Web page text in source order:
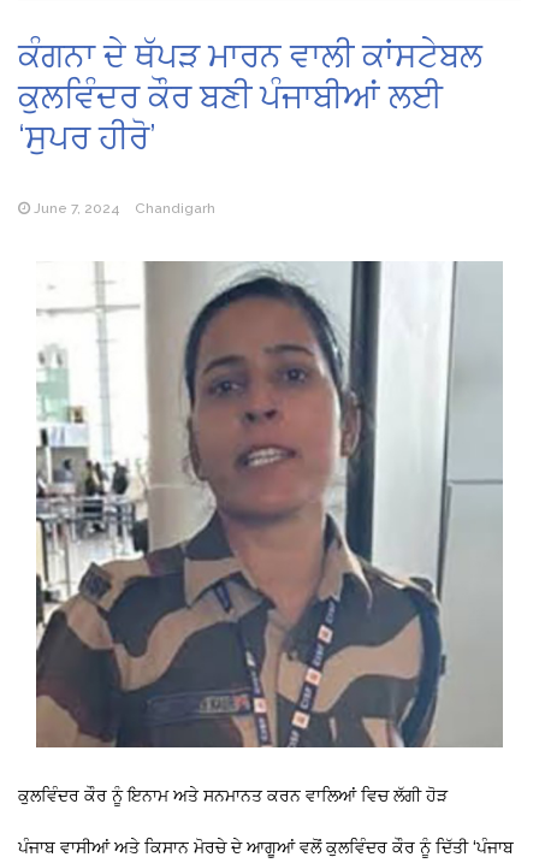
ਕੰਗਨਾ ਦੇ ਥੱਪੜ ਮਾਰਨ ਵਾਲੀ ਕਾਂਸਟੇਬਲ
ਕੁਲਵਿੰਦਰ ਕੌਰ ਬਣੀ ਪੰਜਾਬੀਆਂ ਲਈ
‘ਸੁਪਰ ਹੀਰੋ’
June 7, 2024 Chandigarh
ਕੁਲਵਿੰਦਰ ਕੌਰ ਨੂੰ ਇਨਾਮ ਅਤੇ ਸਨਮਾਨਤ ਕਰਨ ਵਾਲਿਆਂ ਵਿਚ ਲੱਗੀ ਹੋੜ
ਪੰਜਾਬ ਵਾਸੀਆਂ ਅਤੇ ਕਿਸਾਨ ਮੋਰਚੇ ਦੇ ਆਗੂਆਂ ਵਲੋਂ ਕੁਲਵਿੰਦਰ ਕੌਰ ਨੂੰ ਦਿੱਤੀ ‘ਪੰਜਾਬ